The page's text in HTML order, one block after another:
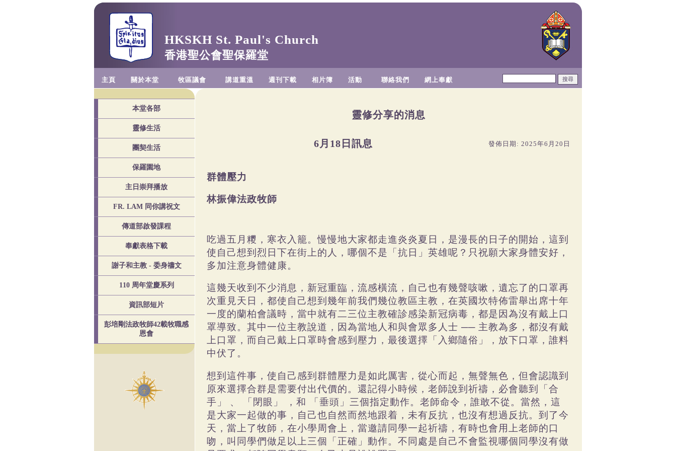
HKSKH St. Paul's Church
香港聖公會聖保羅堂
主頁 關於本堂 牧區議會 講道重溫 週刊下載 相片簿 活動 聯絡我們 網上奉獻
本堂各部
靈修生活
團契生活
保羅園地
主日崇拜播放
FR. LAM 同你講祝文
傳道部啟發課程
奉獻表格下載
謝子和主教 - 委身禱文
110 周年堂慶系列
資訊部短片
彭培剛法政牧師42載牧職感
恩會
靈修分享的消息
6月18日訊息 發佈日期: 2025年6月20日
群體壓力
林振偉法政牧師
吃過五月糭，寒衣入籠。慢慢地大家都走進炎炎夏日，是漫長的日子的開始，這到
使自己想到烈日下在街上的人，哪個不是「抗日」英雄呢？只祝願大家身體安好，
多加注意身體健康。
這幾天收到不少消息，新冠重臨，流感橫流，自己也有幾聲咳嗽，遺忘了的口罩再
次重見天日，都使自己想到幾年前我們幾位教區主教，在英國坎特佈雷舉出席十年
一度的蘭柏會議時，當中就有二三位主教確診感染新冠病毒，都是因為沒有戴上口
罩導致。其中一位主教說道，因為當地人和與會眾多人士 ── 主教為多，都沒有戴
上口罩，而自己戴上口罩時會感到壓力，最後選擇「入鄉隨俗」，放下口罩，誰料
中伏了。
想到這件事，使自己感到群體壓力是如此厲害，從心而起，無聲無色，但會認識到
原來選擇合群是需要付出代價的。還記得小時候，老師說到祈禱，必會聽到「合
手」
、 「閉眼」 ，和
「垂頭」三個指定動作。老師命令，誰敢不從。當然，這
是大家一起做的事，自己也自然而然地跟着，未有反抗，也沒有想過反抗。到了今
天，當上了牧師，在小學周會上，當邀請同學一起祈禱，有時也會用上老師的口
吻，叫同學們做足以上三個「正確」動作。不同處是自己不會監視哪個同學沒有做